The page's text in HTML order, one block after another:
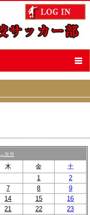
→次月
木 金
土
1
2
7 8
9
14 15
16
21 22
23